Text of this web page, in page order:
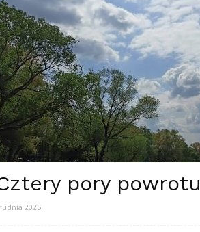
pory powrotu
2025